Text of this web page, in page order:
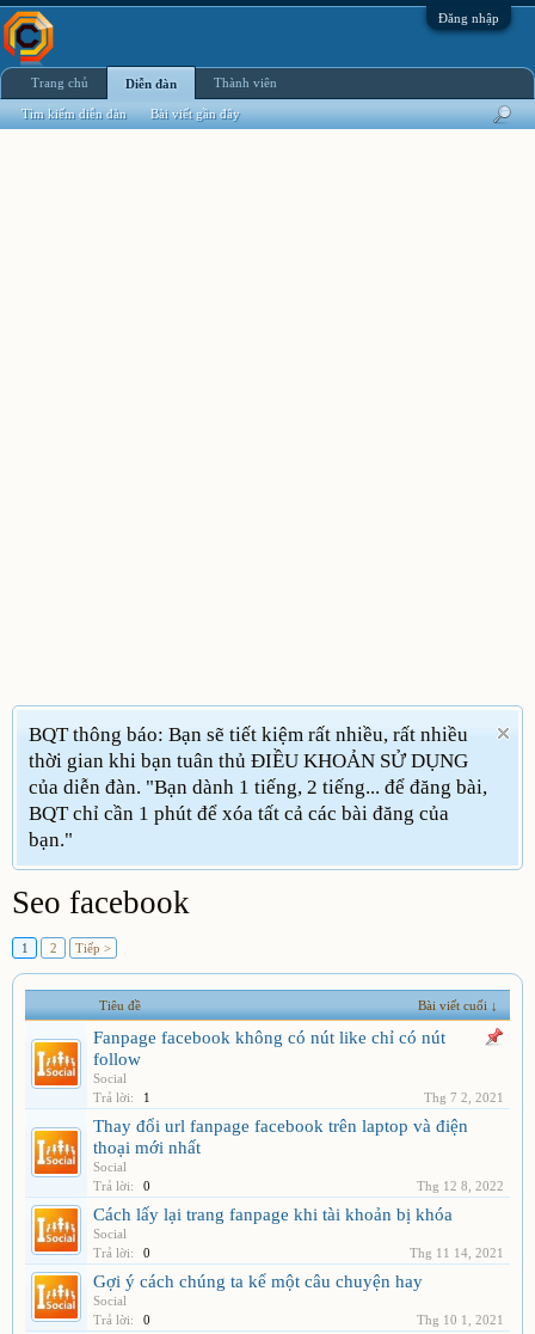
Đăng nhập
BQT thông báo: Bạn sẽ tiết kiệm rất nhiều, rất nhiều
thời gian khi bạn tuân thủ ĐIỀU KHOẢN SỬ DỤNG
của diễn đàn. "Bạn dành 1 tiếng, 2 tiếng... để đăng bài,
BQT chỉ cần 1 phút để xóa tất cả các bài đăng của
bạn."
Seo facebook
1 2 Tiếp >
Tiêu đề Bài viết cuối ↓
Fanpage facebook không có nút like chỉ có nút
follow
Social
Trả lời:
1 Thg 7 2, 2021
Thay đổi url fanpage facebook trên laptop và điện
thoại mới nhất
Social
Trả lời:
0 Thg 12 8, 2022
Cách lấy lại trang fanpage khi tài khoản bị khóa
Social
Trả lời:
0 Thg 11 14, 2021
Gợi ý cách chúng ta kể một câu chuyện hay
Social
Trả lời:
0 Thg 10 1, 2021
Trang chủ Diễn đàn
Tìm kiếm diễn đàn Bài viết gần đây
Thành viên